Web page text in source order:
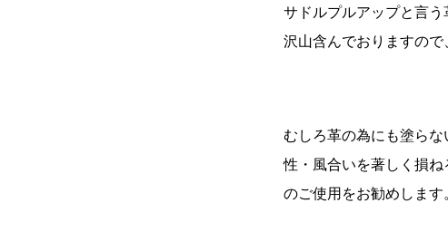
サドルプルアップと言
沢山含んでおりますの
むしろ革の為にも塗ら
性・風合いを著しく損
のご使用をお勧めします